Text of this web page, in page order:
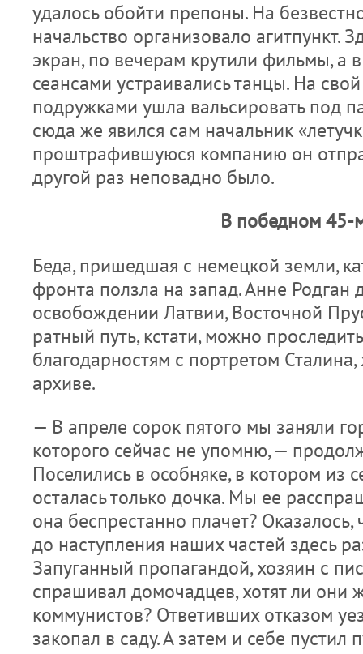
удалось обойти препоны. На
начальство организовало агитпункт.
экран, по вечерам крутили фильмы, а
сеансами устраивались танцы. На
подружками ушла вальсировать под
сюда же явился сам начальник
проштрафившуюся компанию он
другой раз неповадно было.
В победном 45-
Беда, пришедшая с немецкой земли,
фронта ползла на запад. Анне Родган
освобождении Латвии, Восточной
ратный путь, кстати, можно
благодарностям с портретом
архиве.
— В апреле сорок пятого мы заняли
которого сейчас не упомню, —
Поселились в особняке, в котором из
осталась только дочка. Мы ее
она беспрестанно плачет?
до наступления наших частей здесь
Запуганный пропагандой, хозяин с
спрашивал домочадцев, хотят ли они
коммунистов? Ответивших отказом
закопал в саду. А затем и себе